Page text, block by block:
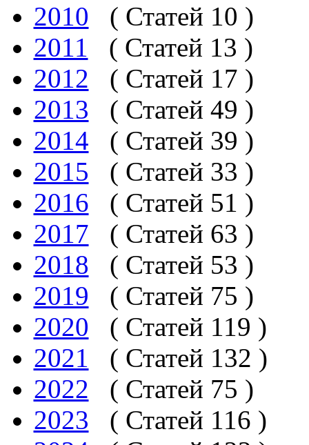
2010
( Статей 10 )
2011
( Статей 13 )
2012
( Статей 17 )
2013
( Статей 49 )
2014
( Статей 39 )
2015
( Статей 33 )
2016
( Статей 51 )
2017
( Статей 63 )
2018
( Статей 53 )
2019
( Статей 75 )
2020
( Статей 119 )
2021
( Статей 132 )
2022
( Статей 75 )
2023
( Статей 116 )